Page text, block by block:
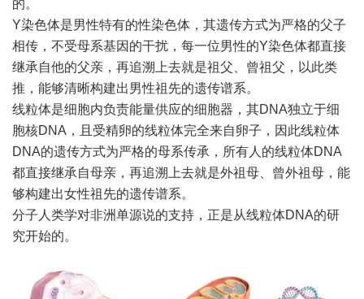
的。
Y染色体是男性特有的性染色体，其遗传方式为严格的父子
相传，不受母系基因的干扰，每一位男性的Y染色体都直接
继承自他的父亲，再追溯上去就是祖父、曾祖父，以此类
推，能够清晰构建出男性祖先的遗传谱系。
线粒体是细胞内负责能量供应的细胞器，其DNA独立于细
胞核DNA，且受精卵的线粒体完全来自卵子，因此线粒体
DNA的遗传方式为严格的母系传承，所有人的线粒体DNA
都直接继承自母亲，再追溯上去就是外祖母、曾外祖母，能
够构建出女性祖先的遗传谱系。
分子人类学对非洲单源说的支持，正是从线粒体DNA的研
究开始的。